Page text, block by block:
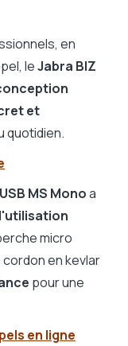
en
leJabra BIZ
et
quotidien.
USB MS Monoa
micro
en kevlar
pour une
en ligne